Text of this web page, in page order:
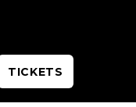
TICKETS